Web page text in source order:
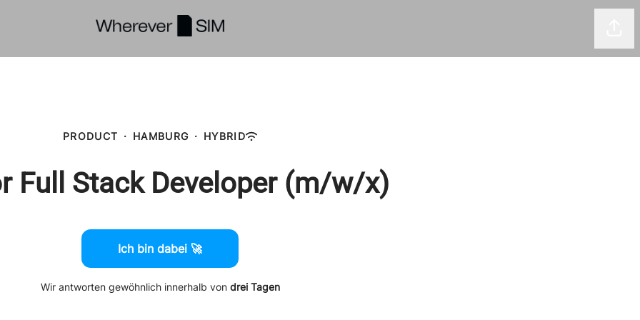
PRODUCT · HAMBURG · HYBRID
Full Stack Developer (m/w/x)
Ich bin dabei 🚀
Wir antworten gewöhnlich innerhalb von drei Tagen